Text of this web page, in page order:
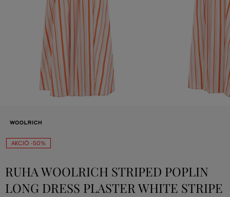
AKCIÓ -50%
RUHA WOOLRICH STRIPED POPLIN
LONG DRESS PLASTER WHITE STRIPE